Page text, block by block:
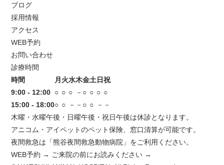
ブログ
採用情報
アクセス
WEB予約
お問い合わせ
診療時間
時間
月 火水木金土 日祝
9:00 - 12:00 ○ ○ ○ － ○ ○ ○ ○
15:00 - 18:00○ ○ － － ○ ○ － －
木曜・水曜午後・日曜午後・祝日午後は休診となります。
アニコム・アイペットのペット保険、窓口清算が可能です。
夜間救急は「熊谷夜間救急動物病院」をご利用ください。
WEB予約 → ご来院の前にお読みください →